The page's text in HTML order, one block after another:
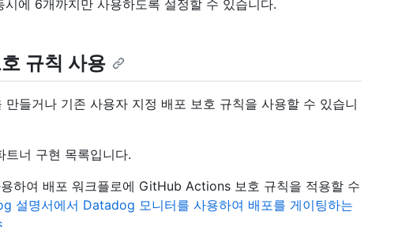
에 6개까지만 사용하도록 설정할 수 있습니다.
규칙 사용
들거나 기존 사용자 지정 배포 보호 규칙을 사용할 수 있습니
너 구현 목록입니다.
하여 배포 워크플로에 GitHub Actions 보호 규칙을 적용할 수
설명서에서 Datadog 모니터를 사용하여 배포를 게이팅하는